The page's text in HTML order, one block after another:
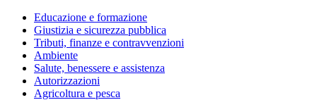
Educazione e formazione
Giustizia e sicurezza pubblica
Tributi, finanze e contravvenzioni
Ambiente
Salute, benessere e assistenza
Autorizzazioni
Agricoltura e pesca